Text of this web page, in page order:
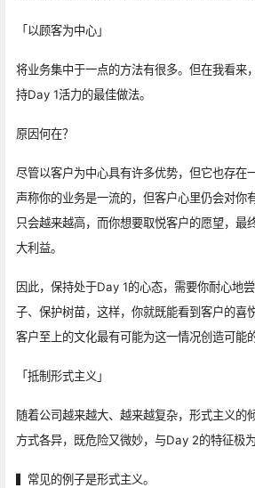
「以顾客为中心」
将业务集中于一点的方法有很多。但在我看来
持Day 1活力的最佳做法。
原因何在？
尽管以客户为中心具有许多优势，但它也存在
声称你的业务是一流的，但客户心里仍会对你
只会越来越高，而你想要取悦客户的愿望，最
大利益。
因此，保持处于Day 1的心态，需要你耐心地
子、保护树苗，这样，你就既能看到客户的喜
客户至上的文化最有可能为这一情况创造可能
「抵制形式主义」
随着公司越来越大、越来越复杂，形式主义的
方式各异，既危险又微妙，与Day 2的特征极为
▍常见的例子是形式主义。